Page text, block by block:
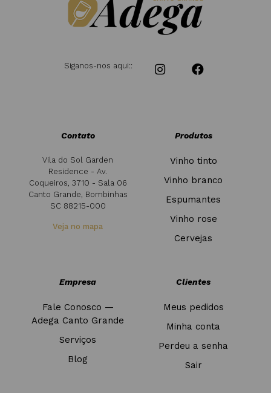
Siganos-nos aqui::
Contato
Vila do Sol Garden
Residence - Av.
Coqueiros, 3710 - Sala 06
Canto Grande, Bombinhas
SC 88215-000
Veja no mapa
Produtos
Vinho tinto
Vinho branco
Espumantes
Vinho rose
Cervejas
Empresa
Fale Conosco —
Adega Canto Grande
Serviços
Blog
Clientes
Meus pedidos
Minha conta
Perdeu a senha
Sair